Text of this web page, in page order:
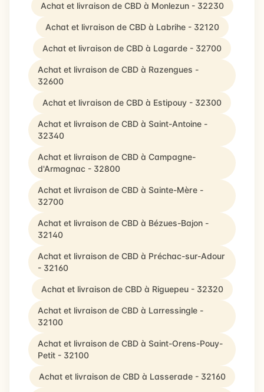
Achat et livraison de CBD à Monlezun - 32230
Achat et livraison de CBD à Labrihe - 32120
Achat et livraison de CBD à Lagarde - 32700
Achat et livraison de CBD à Razengues -
32600
Achat et livraison de CBD à Estipouy - 32300
Achat et livraison de CBD à Saint-Antoine -
32340
Achat et livraison de CBD à Campagne-
d'Armagnac - 32800
Achat et livraison de CBD à Sainte-Mère -
32700
Achat et livraison de CBD à Bézues-Bajon -
32140
Achat et livraison de CBD à Préchac-sur-Adour
- 32160
Achat et livraison de CBD à Riguepeu - 32320
Achat et livraison de CBD à Larressingle -
32100
Achat et livraison de CBD à Saint-Orens-Pouy-
Petit - 32100
Achat et livraison de CBD à Lasserade - 32160